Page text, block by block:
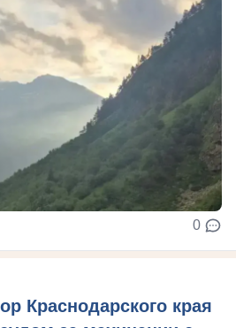
0
Краснодарского края